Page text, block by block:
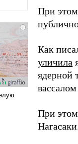
При
Как
уличила
ядерной
При